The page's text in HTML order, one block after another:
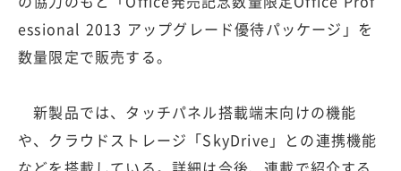
essional 2013 アップグレード優待パッケージ」を
数量限定で販売する。
新製品では、タッチパネル搭載端末向けの機能
や、クラウドストレージ「SkyDrive」との連携機能